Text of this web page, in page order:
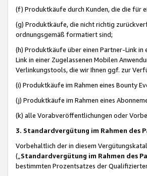
(f) Produktkäufe durch Kunden, die die für
(g) Produktkäufe, die nicht richtig
ordnungsgemäß formatiert sind;
(h) Produktkäufe über einen Partner-Link in
Link in einer Zugelassenen Mobilen
Verlinkungstools, die wir Ihnen ggf. zur
(i) Produktkäufe im Rahmen eines Bounty
(j) Produktkäufe im Rahmen eines
(k) alle Vorabveröffentlichungen oder
3. Standardvergütung im Rahmen des
Vorbehaltlich der in diesem
(„ Standardvergütung im Rahmen des
bestimmten Prozentsatzes der